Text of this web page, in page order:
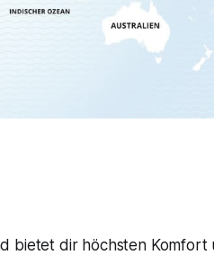
bietet dir höchsten Komfort